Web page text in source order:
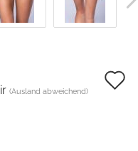
(Ausland abweichend)